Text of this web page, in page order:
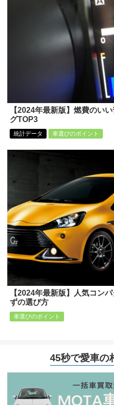
【2024年最新版】燃費のい
グTOP3
統計データ 車選びのポイント
【2024年最新版】人気コン
ずの選び方
車選びのポイント
45秒で愛車の